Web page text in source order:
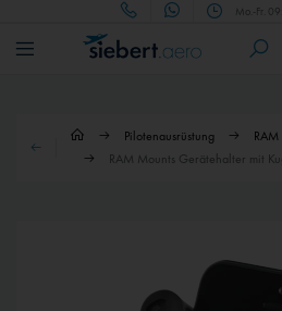
Mo.-Fr.
Pilotenausrüstung
RAM Mounts Gerätehalter mit